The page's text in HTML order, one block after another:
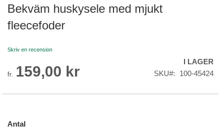
to
the
beginning
the
gallery
Bekväm huskysele med mjukt
fleecefoder
Skriv en recension
fr. 159,00 kr
I LAGER
SKU
100-45424
Antal